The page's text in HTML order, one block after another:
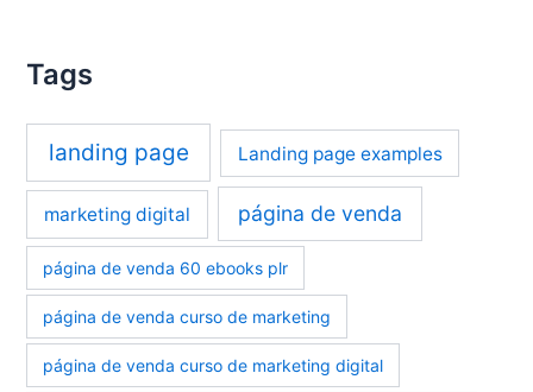
Tags
landing page Landing page examples
marketing digital página de venda
página de venda 60 ebooks plr
página de venda curso de marketing
página de venda curso de marketing digital